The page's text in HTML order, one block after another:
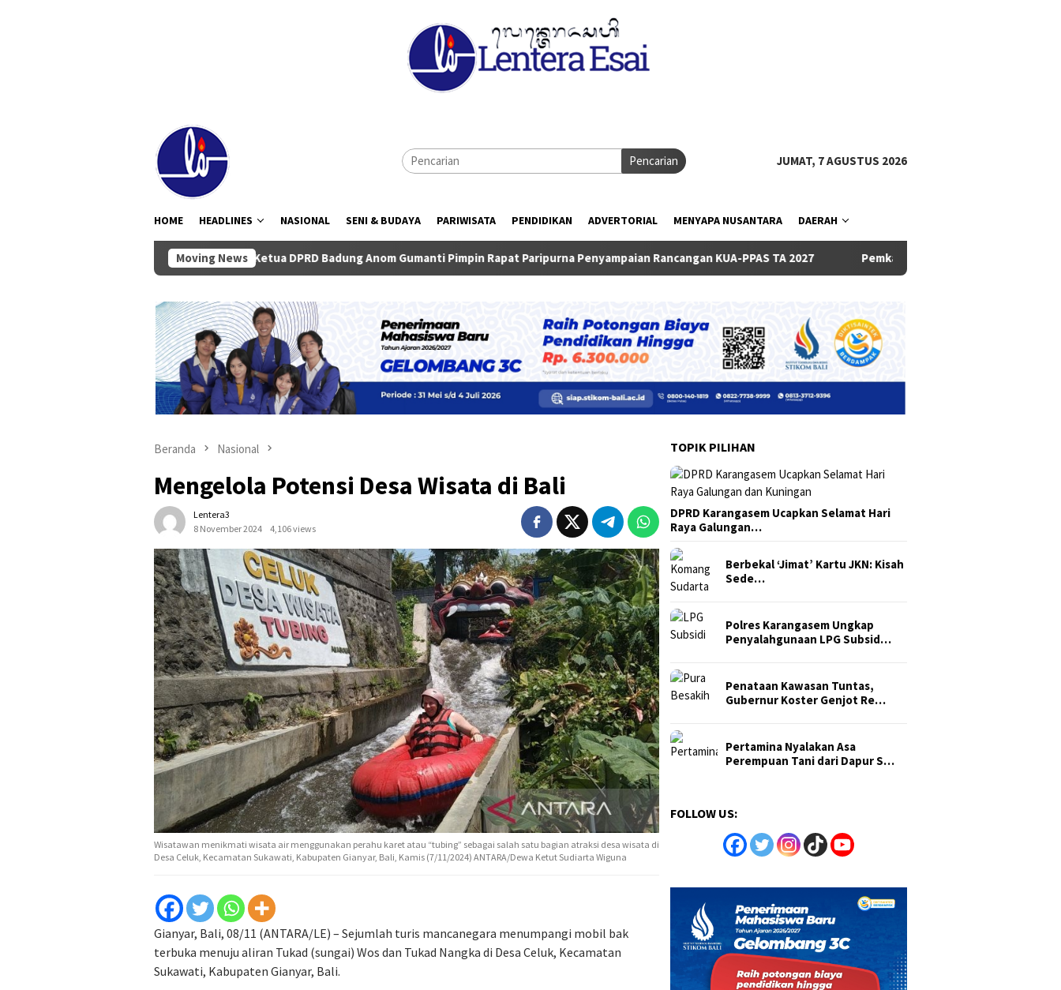
Pencarian JUMAT, 7 AGUSTUS 2026
HOME HEADLINES NASIONAL SENI & BUDAYA PARIWISATA PENDIDIKAN ADVERTORIAL MENYAPA NUSANTARA DAERAH
Moving News
Ketua DPRD Badung Anom Gumanti Pimpin Rapat Paripurna Penyampaian Rancangan KUA-PPAS TA 2027 Pemkab dan DPRD Badung Sepakati KUA-PPAS 2027,
Beranda Nasional
Mengelola Potensi Desa Wisata di Bali
Lentera3
8 November 2024
4,106 views
Wisatawan menikmati wisata air menggunakan perahu karet atau “tubing” sebagai salah satu bagian atraksi desa wisata di
Desa Celuk, Kecamatan Sukawati, Kabupaten Gianyar, Bali, Kamis (7/11/2024) ANTARA/Dewa Ketut Sudiarta Wiguna
Gianyar, Bali, 08/11 (ANTARA/LE) – Sejumlah turis mancanegara menumpangi mobil bak
terbuka menuju aliran Tukad (sungai) Wos dan Tukad Nangka di Desa Celuk, Kecamatan
Sukawati, Kabupaten Gianyar, Bali.
TOPIK PILIHAN
DPRD Karangasem Ucapkan Selamat Hari
Raya Galungan…
Berbekal ‘Jimat’ Kartu JKN: Kisah
Sede…
Polres Karangasem Ungkap
Penyalahgunaan LPG Subsid…
Penataan Kawasan Tuntas,
Gubernur Koster Genjot Re…
Pertamina Nyalakan Asa
Perempuan Tani dari Dapur S…
FOLLOW US: